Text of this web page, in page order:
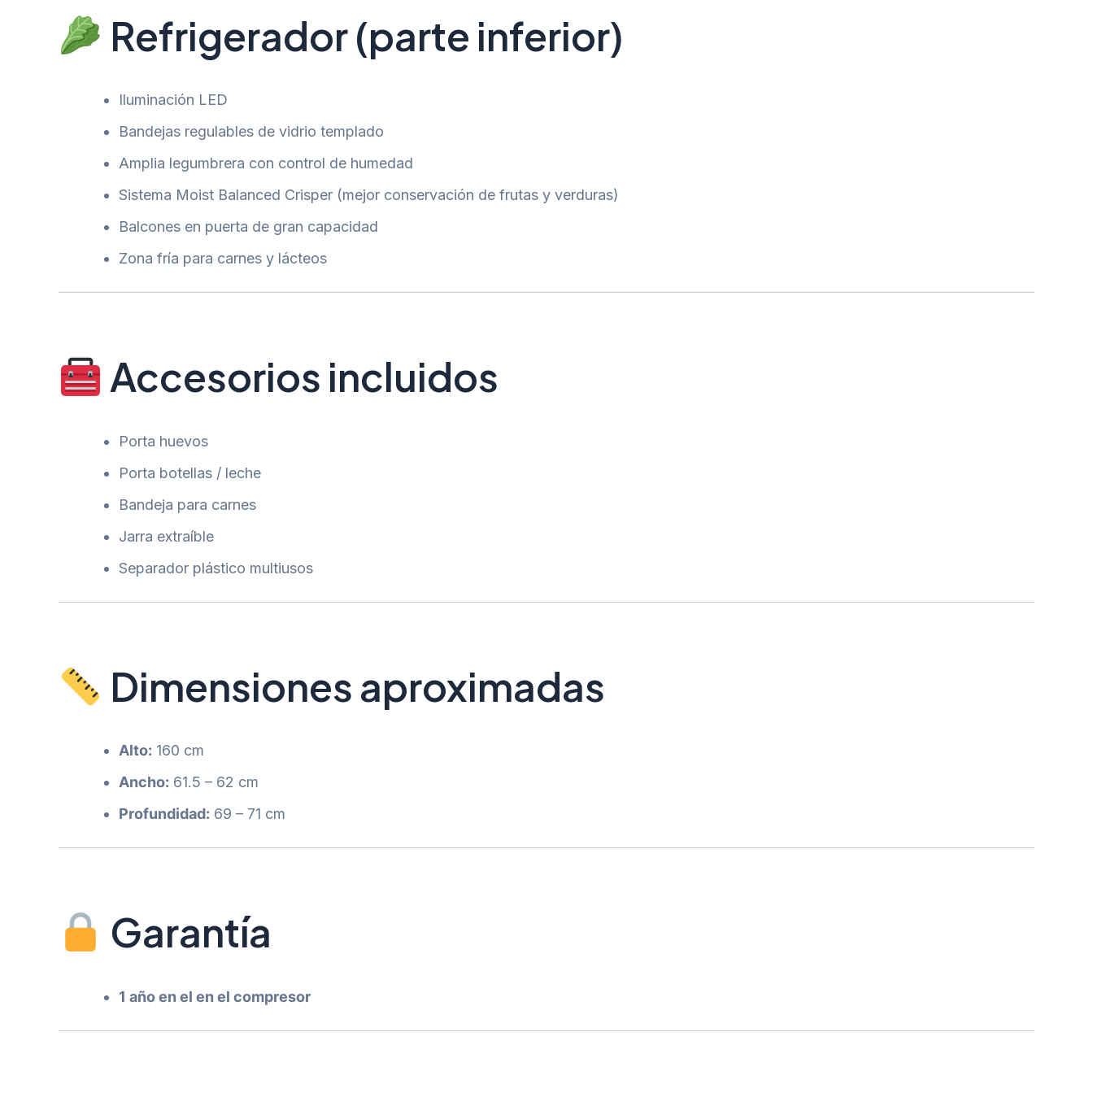
Refrigerador (parte inferior)
Iluminación LED
Bandejas regulables de vidrio templado
Amplia legumbrera con control de humedad
Sistema Moist Balanced Crisper (mejor conservación de frutas y verduras)
Balcones en puerta de gran capacidad
Zona fría para carnes y lácteos
Accesorios incluidos
Porta huevos
Porta botellas / leche
Bandeja para carnes
Jarra extraíble
Separador plástico multiusos
Dimensiones aproximadas
Alto: 160 cm
Ancho: 61.5 – 62 cm
Profundidad: 69 – 71 cm
Garantía
1 año en el en el compresor